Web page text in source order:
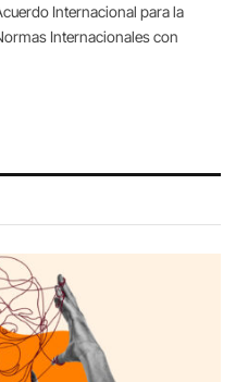
Internacional para la
Internacionales con